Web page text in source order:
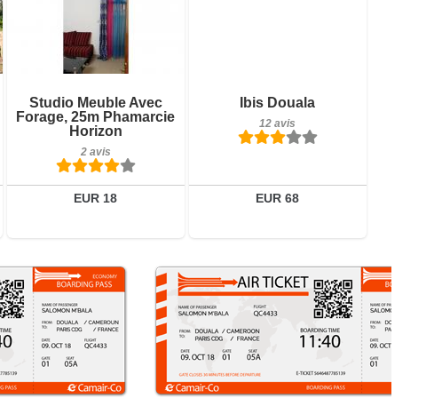
Studio Meuble Avec
Forage, 25m Phamarcie
Horizon
2 avis
EUR 18
Détails
Réserver
Ibis Douala
12 avis
EUR 68
12 avis
Détails
Réserver